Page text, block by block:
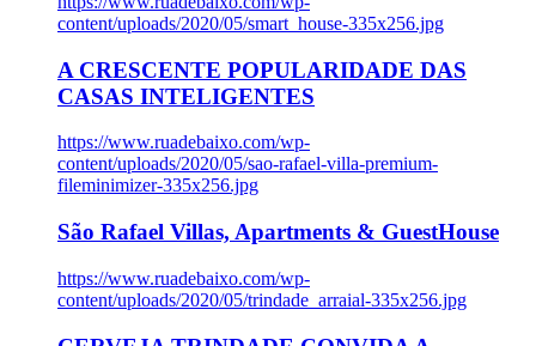
content/uploads/2020/05/smart_house-335x256.jpg
A CRESCENTE POPULARIDADE DAS
CASAS INTELIGENTES
https://www.ruadebaixo.com/wp-
content/uploads/2020/05/sao-rafael-villa-premium-
fileminimizer-335x256.jpg
São Rafael Villas, Apartments & GuestHouse
https://www.ruadebaixo.com/wp-
content/uploads/2020/05/trindade_arraial-335x256.jpg